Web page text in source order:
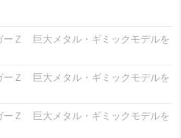
ーＺ 巨大メタル・ギミックモデルを
ーＺ 巨大メタル・ギミックモデルを
ーＺ 巨大メタル・ギミックモデルを